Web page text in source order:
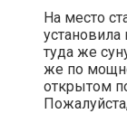
На место
туда же
же по
открытом